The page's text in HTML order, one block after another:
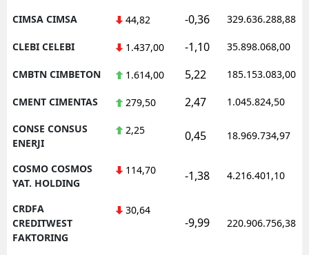
CIMSA CIMSA 44,82 -0,36 329.636.288,88
CLEBI CELEBI 1.437,00 -1,10 35.898.068,00
CMBTN CIMBETON 1.614,00 5,22 185.153.083,00
CMENT CIMENTAS 279,50 2,47 1.045.824,50
CONSE CONSUS
ENERJI
2,25 0,45 18.969.734,97
COSMO COSMOS
YAT. HOLDING
114,70 -1,38 4.216.401,10
CRDFA
CREDITWEST
FAKTORING
30,64
-9,99 220.906.756,38